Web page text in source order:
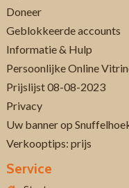
Doneer
Geblokkeerde accounts
Informatie & Hulp
Persoonlijke Online
Prijslijst 08-08-2023
Privacy
Uw banner op
Verkooptips: prijs
Service